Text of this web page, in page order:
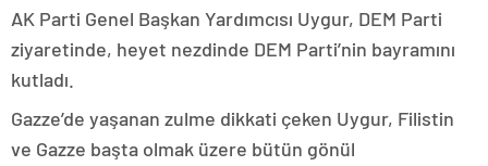
AK Parti Genel Başkan Yardımcısı Uygur, DEM Parti
ziyaretinde, heyet nezdinde DEM Parti’nin bayramını
kutladı.
Gazze’de yaşanan zulme dikkati çeken Uygur, Filistin
ve Gazze başta olmak üzere bütün gönül